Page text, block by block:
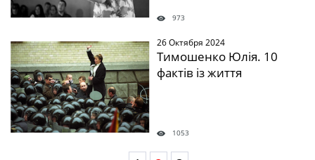
973
26 Октября 2024
Тимошенко Юлія. 10
фактів із життя
1053